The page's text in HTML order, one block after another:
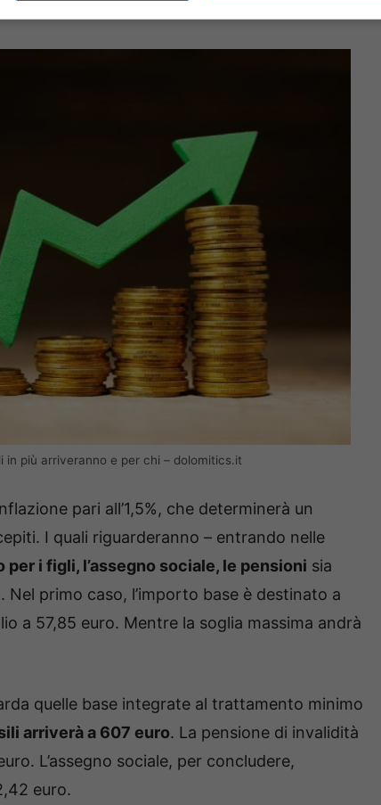
nulli
più arriveranno e per chi – dolomitics.it
pari all’1,5%, che determinerà un
I quali riguarderanno – entrando nelle
per i figli, l’assegno sociale, le pensioni sia
primo caso, l’importo base è destinato a
a 57,85 euro. Mentre la soglia massima andrà
quelle base integrate al trattamento minimo
arriverà a 607 euro. La pensione di invalidità
L’assegno sociale, per concludere,
euro.